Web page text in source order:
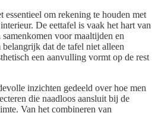
essentieel om rekening te houden met
De eettafel is vaak het hart van
voor maaltijden en
dat de tafel niet alleen
een aanvulling vormt op de rest
inzichten gedeeld over hoe men
die naadloos aansluit bij de
Van het combineren van